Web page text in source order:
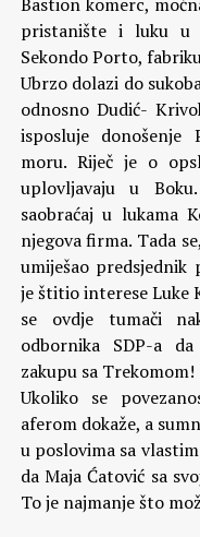
pristanište i luku u
Sekondo Porto,
Ubrzo dolazi do
odnosno Dudić-
isposluje
moru. Riječ je o
uplovljavaju u
saobraćaj u lukama
njegova firma. Tada
umiješao predsjednik
je štitio interese Luke
se ovdje tumači
odbornika SDP-a
zakupu sa Trekomom!
Ukoliko se
aferom dokaže, a
u poslovima sa
da Maja Ćatović sa
To je najmanje što